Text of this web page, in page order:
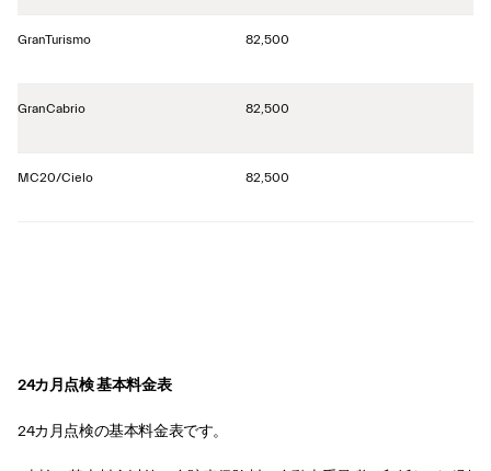
GranTurismo 82,500
GranCabrio 82,500
MC20/Cielo 82,500
24カ月点検 基本料金表
24カ月点検の基本料金表です。